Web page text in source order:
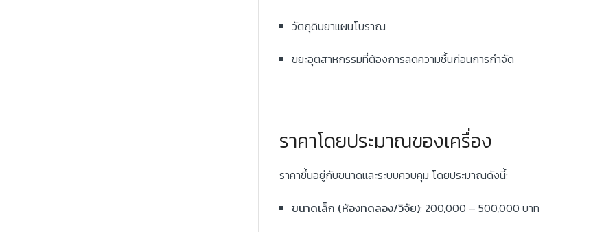
วัตถุดิบยาแผนโบราณ
ขยะอุตสาหกรรมที่ต้องการลดความชื้นก่อนการกำจัด
ราคาโดยประมาณของเครื่อง
ราคาขึ้นอยู่กับขนาดและระบบควบคุม โดยประมาณดังนี้:
ขนาดเล็ก (ห้องทดลอง/วิจัย): 200,000 – 500,000 บาท